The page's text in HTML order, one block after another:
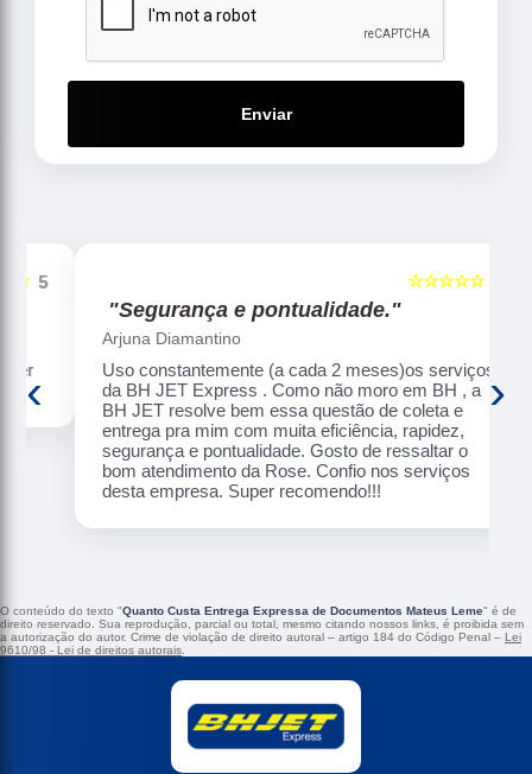
Enviar
5
☆☆☆☆☆
"Segurança e pontualidade."
Arjuna Diamantino
Uso constantemente (a cada 2 meses)os serviços
da BH JET Express . Como não moro em BH , a
BH JET resolve bem essa questão de coleta e
entrega pra mim com muita eficiência, rapidez,
segurança e pontualidade. Gosto de ressaltar o
bom atendimento da Rose. Confio nos serviços
desta empresa. Super recomendo!!!
‹ ›
O conteúdo do texto "Quanto Custa Entrega Expressa de Documentos Mateus Leme" é de
direito reservado. Sua reprodução, parcial ou total, mesmo citando nossos links, é proibida sem
a autorização do autor. Crime de violação de direito autoral – artigo 184 do Código Penal – Lei
9610/98 - Lei de direitos autorais